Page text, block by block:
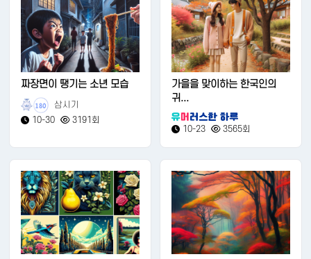
짜장면이 땡기는 소년 모습
180
삼시기
10-30
3191회
가을을 맞이하는 한국인의
귀...
10-23 3565회